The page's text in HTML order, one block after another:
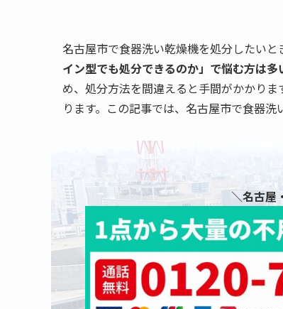
名古屋市で食器洗い乾燥機を処分したいと
イン型でも処分できるのか」 で悩む方は多
め、処分方法を間違えると手間がかかり
ります。この記事では、名古屋市で食器
＼名古屋